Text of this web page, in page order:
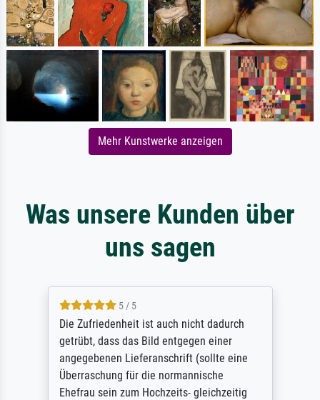
Mehr Kunstwerke anzeigen
Was unsere Kunden über
uns sagen
5 / 5
Die Zufriedenheit ist auch nicht dadurch
getrübt, dass das Bild entgegen einer
angegebenen Lieferanschrift (sollte eine
Überraschung für die normannische
Ehefrau sein zum Hochzeits- gleichzeitig